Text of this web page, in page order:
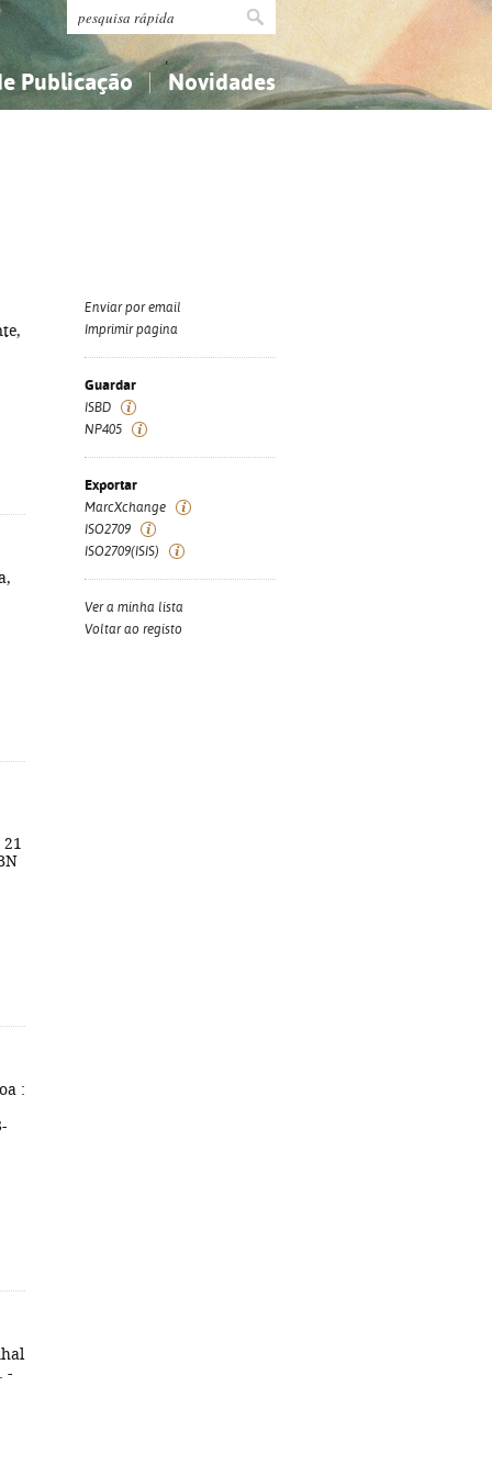
Publicação Novidades
:
-
Enviar por email
Imprimir página
Guardar
ISBD
NP405
Exportar
MarcXchange
ISO2709
ISO2709(ISIS)
Ver a minha lista
Voltar ao registo